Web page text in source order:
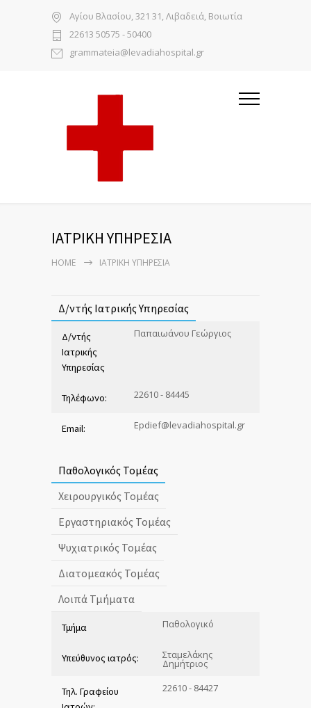
Αγίου Βλασίου, 321 31, Λιβαδειά, Βοιωτία
22613 50575 - 50400
grammateia@levadiahospital.gr
ΙΑΤΡΙΚΗ ΥΠΗΡΕΣΙΑ
HOME ΙΑΤΡΙΚΗ ΥΠΗΡΕΣΙΑ
Δ/ντής Ιατρικής Υπηρεσίας
Δ/ντής
Ιατρικής
Υπηρεσίας
Παπαιωάνου Γεώργιος
Τηλέφωνο: 22610 - 84445
Email: Εpdief@levadiahospital.gr
Παθολογικός Τομέας
Χειρουργικός Τομέας
Εργαστηριακός Τομέας
Ψυχιατρικός Τομέας
Διατομεακός Τομέας
Λοιπά Τμήματα
Τμήμα Παθολογικό
Υπεύθυνος ιατρός: Σταμελάκης
Δημήτριος
Τηλ. Γραφείου
22610 - 84427